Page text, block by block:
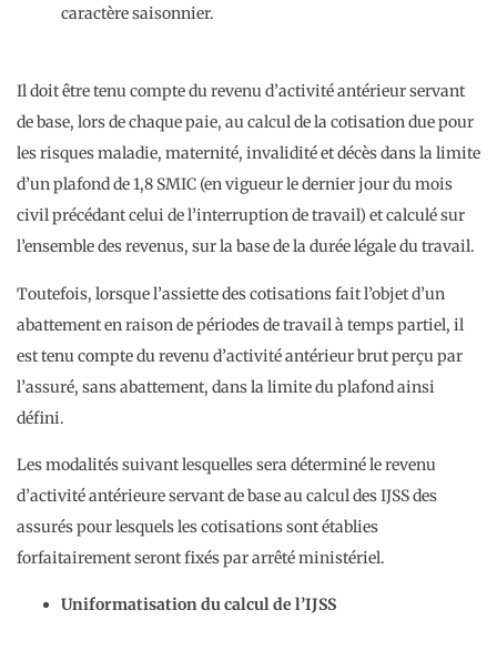
caractère saisonnier.
Il doit être tenu compte du revenu d’activité antérieur servant
de base, lors de chaque paie, au calcul de la cotisation due pour
les risques maladie, maternité, invalidité et décès dans la limite
d’un plafond de 1,8 SMIC (en vigueur le dernier jour du mois
civil précédant celui de l’interruption de travail) et calculé sur
l’ensemble des revenus, sur la base de la durée légale du travail.
Toutefois, lorsque l’assiette des cotisations fait l’objet d’un
abattement en raison de périodes de travail à temps partiel, il
est tenu compte du revenu d’activité antérieur brut perçu par
l’assuré, sans abattement, dans la limite du plafond ainsi
défini.
Les modalités suivant lesquelles sera déterminé le revenu
d’activité antérieure servant de base au calcul des IJSS des
assurés pour lesquels les cotisations sont établies
forfaitairement seront fixés par arrêté ministériel.
Uniformatisation du calcul de l’IJSS